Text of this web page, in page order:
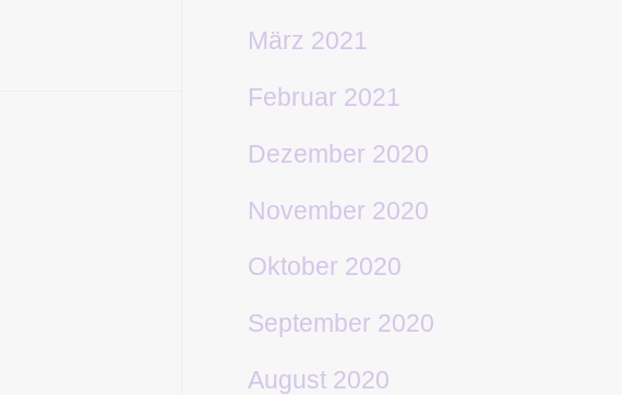
März 2021
Februar 2021
Dezember 2020
November 2020
Oktober 2020
September 2020
August 2020